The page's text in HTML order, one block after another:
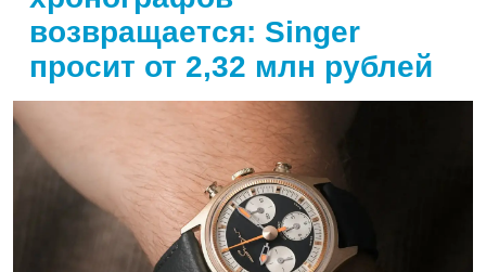
возвращается: Singer
просит от 2,32 млн рублей